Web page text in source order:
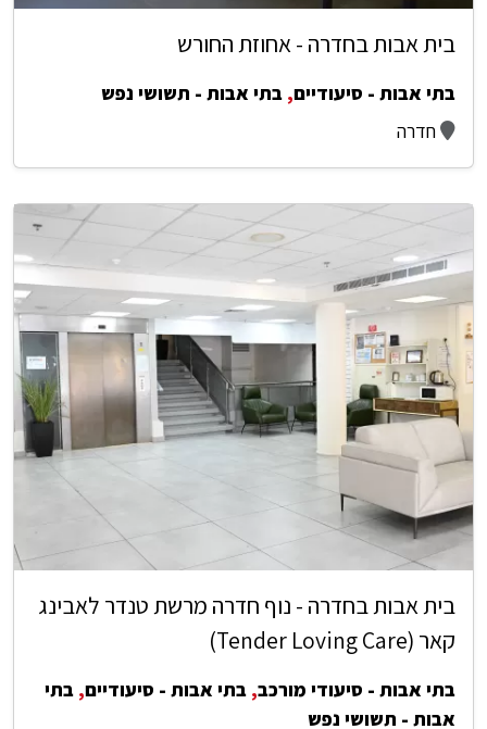
בית אבות בחדרה - אחוזת החורש
בתי אבות - סיעודיים, בתי אבות - תשושי נפש
חדרה
בית אבות בחדרה - נוף חדרה מרשת טנדר לאבינג
קאר (Tender Loving Care)
בתי אבות - סיעודי מורכב, בתי אבות - סיעודיים, בתי
אבות - תשושי נפש